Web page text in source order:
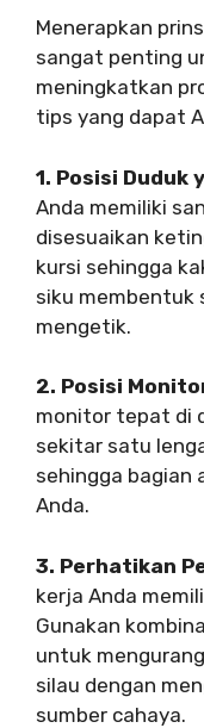
Menerapkan
sangat penting
meningkatkan
tips yang dapat
1. Posisi Duduk
Anda memiliki
disesuaikan
kursi sehingga
siku
mengetik.
2. Posisi
monitor tepat di
sekitar satu
sehingga bagian
Anda.
3. Perhatikan
kerja Anda
Gunakan
untuk
silau dengan
sumber cahaya.